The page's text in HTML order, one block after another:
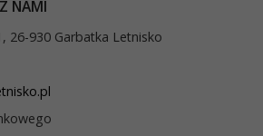
NAMI
26-930 Garbatka Letnisko